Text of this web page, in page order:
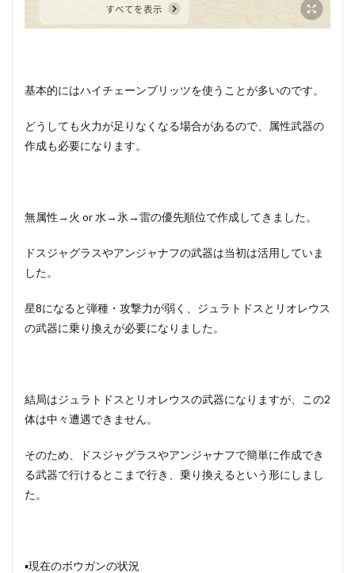
基本的にはハイチェーンブリッツを使うことが多いのです。
どうしても火力が足りなくなる場合があるので、属性武器の
作成も必要になります。
無属性→火 or 水→氷→雷の優先順位で作成してきました。
ドスジャグラスやアンジャナフの武器は当初は活用していま
した。
星8になると弾種・攻撃力が弱く、ジュラトドスとリオレウス
の武器に乗り換えが必要になりました。
結局はジュラトドスとリオレウスの武器になりますが、この2
体は中々遭遇できません。
そのため、ドスジャグラスやアンジャナフで簡単に作成でき
る武器で行けるとこまで行き、乗り換えるという形にしまし
た。
▪️現在のボウガンの状況